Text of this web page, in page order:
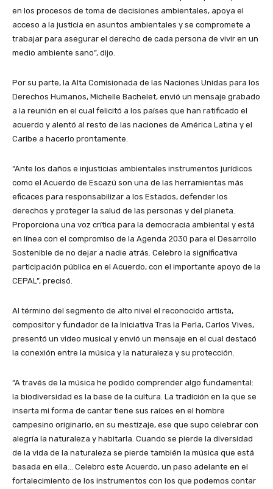
en los procesos de toma de decisiones ambientales, apoya el
acceso a la justicia en asuntos ambientales y se compromete a
trabajar para asegurar el derecho de cada persona de vivir en un
medio ambiente sano”, dijo.
Por su parte, la Alta Comisionada de las Naciones Unidas para los
Derechos Humanos, Michelle Bachelet, envió un mensaje grabado
a la reunión en el cual felicitó a los países que han ratificado el
acuerdo y alentó al resto de las naciones de América Latina y el
Caribe a hacerlo prontamente.
“Ante los daños e injusticias ambientales instrumentos jurídicos
como el Acuerdo de Escazú son una de las herramientas más
eficaces para responsabilizar a los Estados, defender los
derechos y proteger la salud de las personas y del planeta.
Proporciona una voz crítica para la democracia ambiental y está
en línea con el compromiso de la Agenda 2030 para el Desarrollo
Sostenible de no dejar a nadie atrás. Celebro la significativa
participación pública en el Acuerdo, con el importante apoyo de la
CEPAL”, precisó.
Al término del segmento de alto nivel el reconocido artista,
compositor y fundador de la Iniciativa Tras la Perla, Carlos Vives,
presentó un video musical y envió un mensaje en el cual destacó
la conexión entre la música y la naturaleza y su protección.
“A través de la música he podido comprender algo fundamental:
la biodiversidad es la base de la cultura. La tradición en la que se
inserta mi forma de cantar tiene sus raíces en el hombre
campesino originario, en su mestizaje, ese que supo celebrar con
alegría la naturaleza y habitarla. Cuando se pierde la diversidad
de la vida de la naturaleza se pierde también la música que está
basada en ella… Celebro este Acuerdo, un paso adelante en el
fortalecimiento de los instrumentos con los que podemos contar